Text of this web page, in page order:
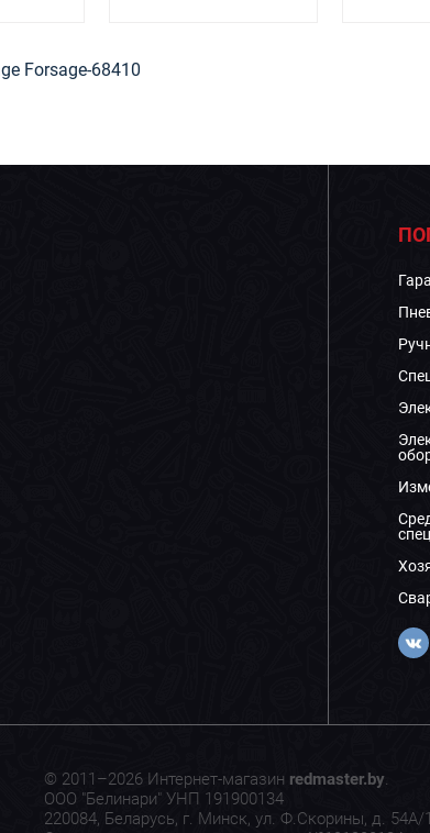
Forsage-68410
© 2011–2026 Интернет-магазин redmaster.by.
ООО "Белинари" УНП 191900134
220084, Беларусь, г. Минск, ул. Ф.Скорины, д. 54А/